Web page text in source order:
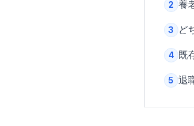
2 養
3 ど
4 既
5 退